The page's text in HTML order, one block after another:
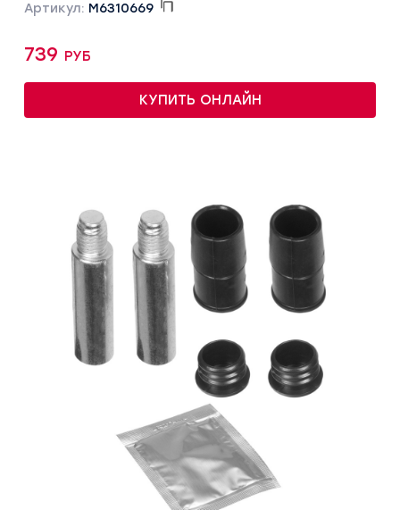
Артикул: M6310669
739 руб
КУПИТЬ ОНЛАЙН